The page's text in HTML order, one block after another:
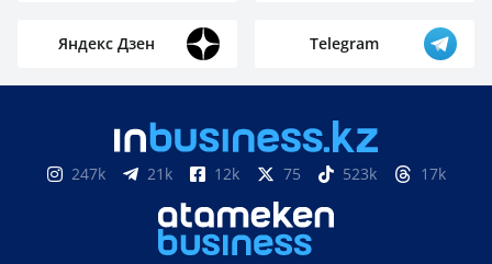
Яндекс Дзен Telegram
247k 21k 12k 75 523k 17k